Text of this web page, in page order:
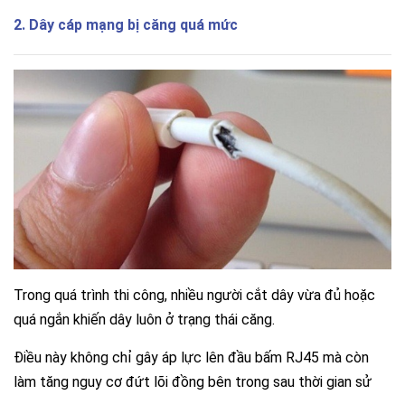
2. Dây cáp mạng bị căng quá mức
Trong quá trình thi công, nhiều người cắt dây vừa đủ hoặc
quá ngắn khiến dây luôn ở trạng thái căng.
Điều này không chỉ gây áp lực lên đầu bấm RJ45 mà còn
làm tăng nguy cơ đứt lõi đồng bên trong sau thời gian sử